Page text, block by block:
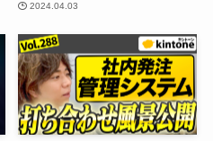
2024.04.03